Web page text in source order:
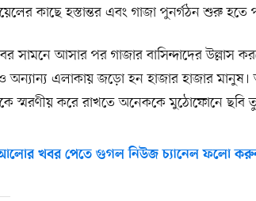
কাছে হস্তান্তর এবং গাজা পুনর্গঠন শুরু হতে
সামনে আসার পর গাজার বাসিন্দাদের উল্লাস
অন্যান্য এলাকায় জড়ো হন হাজার হাজার
স্মরণীয় করে রাখতে অনেককে মুঠোফোনে ছবি
খবর পেতে গুগল নিউজ চ্যানেল ফলো